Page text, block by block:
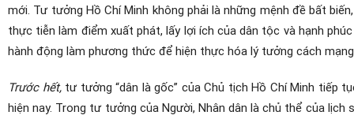
mới. Tư tưởng Hồ Chí Minh không phải là những mệnh đề bất
thực tiễn làm điểm xuất phát, lấy lợi ích của dân tộc và hạnh
hành động làm phương thức để hiện thực hóa lý tưởng cách
Trước hết,tư tưởng “dân là gốc” của Chủ tịch Hồ Chí Minh tiếp
hiện nay. Trong tư tưởng của Người, Nhân dân là chủ thể của